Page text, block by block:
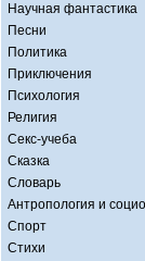
Научная фантастика
Песни
Политика
Приключения
Психология
Религия
Секс-учеба
Сказка
Словарь
Антропология и
Спорт
Стихи